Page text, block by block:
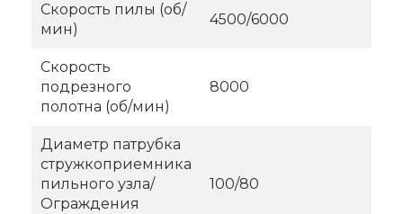
Скорость пилы (об/
мин)
4500/6000
Скорость
подрезного
полотна (об/мин)
8000
Диаметр патрубка
стружкоприемника
пильного узла/
Ограждения
100/80